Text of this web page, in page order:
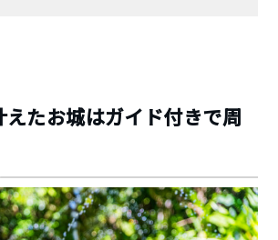
たお城はガイド付きで周